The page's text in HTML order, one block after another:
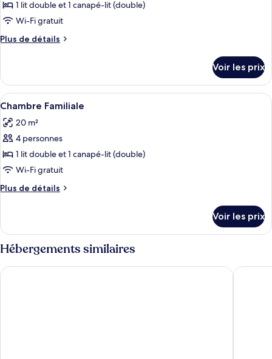
pour
ce
type
de
Chambre
Double
Supérieure
1 lit double et 1 canapé-lit (double)
Wi-Fi gratuit
Plus de détails
Plus
le
type
de
Chambre
Double
Voir les prix
Afficher
toutes
les
photos
pour
ce
type
de
Chambre
Familiale
Une chambre d’hôtel moderne
3
Chambre Familiale
20 m²
4 personnes
1 lit double et 1 canapé-lit (double)
Wi-Fi gratuit
Plus de détails
Plus
le
type
de
chambre
Chambre
Voir les prix
Hébergements similaires
Majestic Hotel Plazza